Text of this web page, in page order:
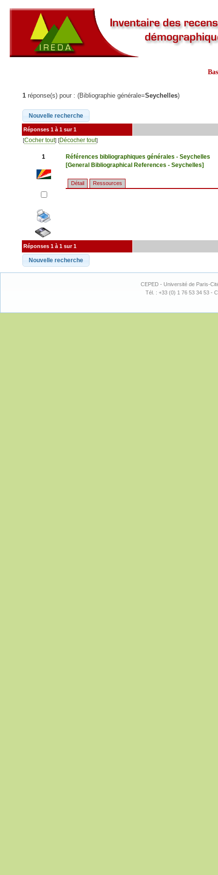
1 réponse(s) pour : (Bibliographie générale=Seychelles)
Réponses 1 à 1 sur 1
[Cocher tout] [Décocher tout]
1
Références bibliographiques générales - Seychelles
[General Bibliographical References - Seychelles]
Détail Ressources
Réponses 1 à 1 sur 1
CEPED - Université de Paris-
Tél. : +33 (0) 1 76 53 34 53 -